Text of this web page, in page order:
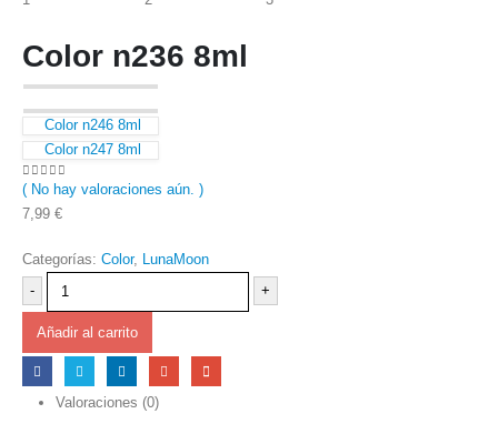
Color n236 8ml
Color n246 8ml
Color n247 8ml
0 out of 5
( No hay valoraciones aún. )
7,99 €
Categorías: Color,
LunaMoon
-
+
Añadir al carrito
Valoraciones (0)